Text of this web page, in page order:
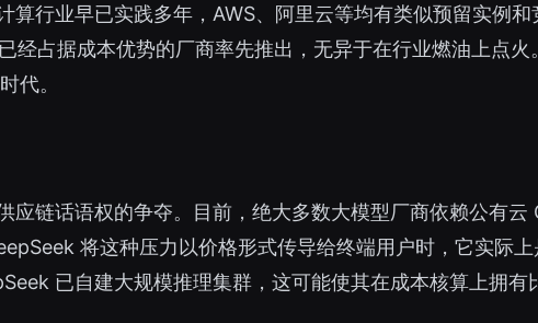
算行业早已实践多年，AWS、阿里云等均有类似预留实例
经占据成本优势的厂商率先推出，无异于在行业燃油上点
代。
应链话语权的争夺。目前，绝大多数大模型厂商依赖公有云
将这种压力以价格形式传导给终端用户时，它实际
已自建大规模推理集群，这可能使其在成本核算上拥有